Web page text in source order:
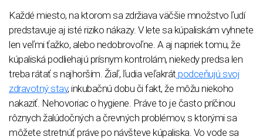
Každé miesto, na ktorom sa zdržiava väčšie množstvo ľudí
predstavuje aj isté riziko nákazy. V lete sa kúpaliskám vyhnete
len veľmi ťažko, alebo nedobrovoľne. A aj napriek tomu, že
kúpaliská podliehajú prísnym kontrolám, niekedy predsa len
treba rátať s najhorším. Žiaľ, ľudia veľakrát podceňujú svoj
zdravotný stav, inkubačnú dobu či fakt, že môžu niekoho
nakaziť. Nehovoriac o hygiene. Práve to je často príčinou
rôznych žalúdočných a črevných problémov, s ktorými sa
môžete stretnúť práve po návšteve kúpaliska. Vo vode sa